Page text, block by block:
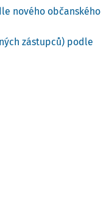
nového občanského
zástupců) podle